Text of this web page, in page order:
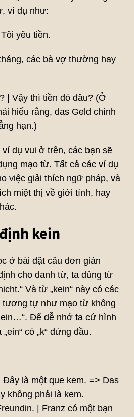
ví dụ như:
yêu tiền.
các bà vợ thường hay
| Vậy thì tiền đó đâu? (Ở
hiểu rằng, das Geld chính
hạn.)
dụ vui ở trên, các bạn sẽ
mạo từ. Tất cả các ví dụ
việc giải thích ngữ pháp, và
miệt thị về giới tính, hay
kein
ở bài đặt câu đơn giản
cho danh từ, ta dùng từ
Và từ „kein“ này có các
tương tự như mạo từ không
ein…“. Để dễ nhớ ta cứ hình
có „k“ đứng đầu.
Đây là một que kem. => Das
không phải là kem.
| Franz có một bạn